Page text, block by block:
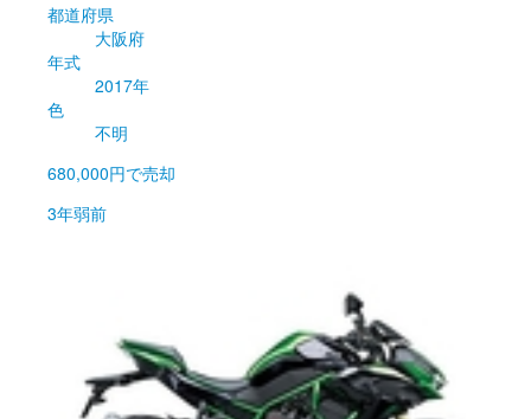
都道府県
大阪府
年式
2017年
色
不明
680,000円で売却
3年弱前